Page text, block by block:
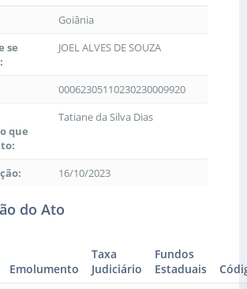
Goiânia
se
JOEL ALVES DE SOUZA
00062305110230230009920
que
Tatiane da Silva Dias
16/10/2023
do Ato
Emolumento
Taxa
Judiciário
Fundos
Estaduais